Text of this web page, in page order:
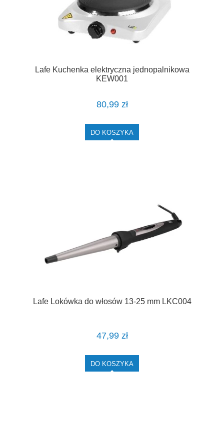
Lafe Kuchenka elektryczna jednopalnikowa
KEW001
80,99 zł
DO KOSZYKA
Lafe Lokówka do włosów 13-25 mm LKC004
47,99 zł
DO KOSZYKA